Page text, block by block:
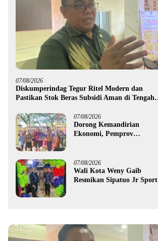
07/08/2026
Diskumperindag Tegur Ritel Modern dan
Pastikan Stok Beras Subsidi Aman di Tengah
07/08/2026
Dorong Kemandirian
Ekonomi, Pemprov
untuk 395 Pelaku Usaha
07/08/2026
Wali Kota Weny Gaib
Resmikan Sipatuo Jr Sport